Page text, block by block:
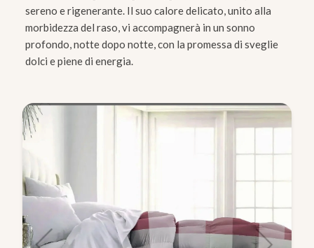
sereno e rigenerante. Il suo calore delicato, unito alla
morbidezza del raso, vi accompagnerà in un sonno
profondo, notte dopo notte, con la promessa di sveglie
dolci e piene di energia.